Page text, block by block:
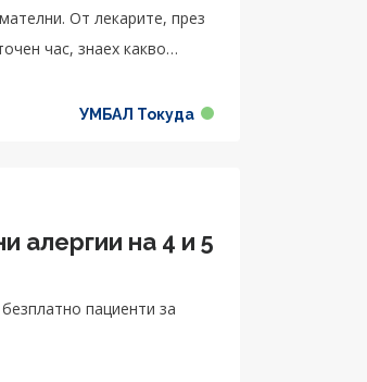
От лекарите, през
час, знаех какво
кадърни хора,
бързо и съм
много добър екип
УМБАЛ Токуда
алергии на 4 и 5
пациенти за